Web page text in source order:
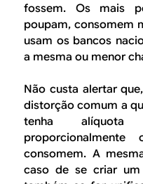
fossem. Os mais
poupam, consomem
usam os bancos
a mesma ou menor
Não custa alertar
distorção comum a
tenha
consomem. A
caso de se criar